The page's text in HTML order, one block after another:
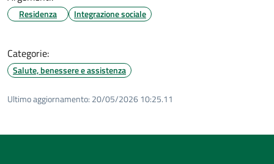
Residenza Integrazione sociale
Categorie:
Salute, benessere e assistenza
Ultimo aggiornamento: 20/05/2026 10:25.11